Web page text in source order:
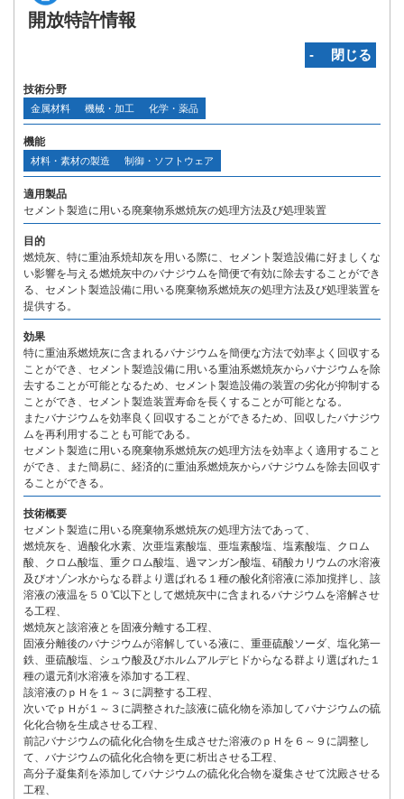
開放特許情報
‐ 閉じる
技術分野
金属材料 機械・加工 化学・薬品
機能
材料・素材の製造 制御・ソフトウェア
適用製品
セメント製造に用いる廃棄物系燃焼灰の処理方法及び処理装置
目的
燃焼灰、特に重油系焼却灰を用いる際に、セメント製造設備に好ましくな
い影響を与える燃焼灰中のバナジウムを簡便で有効に除去することができ
る、セメント製造設備に用いる廃棄物系燃焼灰の処理方法及び処理装置を
提供する。
効果
特に重油系燃焼灰に含まれるバナジウムを簡便な方法で効率よく回収する
ことができ、セメント製造設備に用いる重油系燃焼灰からバナジウムを除
去することが可能となるため、セメント製造設備の装置の劣化が抑制する
ことができ、セメント製造装置寿命を長くすることが可能となる。
またバナジウムを効率良く回収することができるため、回収したバナジウ
ムを再利用することも可能である。
セメント製造に用いる廃棄物系燃焼灰の処理方法を効率よく適用すること
ができ、また簡易に、経済的に重油系燃焼灰からバナジウムを除去回収す
ることができる。
技術概要
セメント製造に用いる廃棄物系燃焼灰の処理方法であって、
燃焼灰を、過酸化水素、次亜塩素酸塩、亜塩素酸塩、塩素酸塩、クロム
酸、クロム酸塩、重クロム酸塩、過マンガン酸塩、硝酸カリウムの水溶液
及びオゾン水からなる群より選ばれる１種の酸化剤溶液に添加撹拌し、該
溶液の液温を５０℃以下として燃焼灰中に含まれるバナジウムを溶解させ
る工程、
燃焼灰と該溶液とを固液分離する工程、
固液分離後のバナジウムが溶解している液に、重亜硫酸ソーダ、塩化第一
鉄、亜硫酸塩、シュウ酸及びホルムアルデヒドからなる群より選ばれた１
種の還元剤水溶液を添加する工程、
該溶液のｐＨを１～３に調整する工程、
次いでｐＨが１～３に調整された該液に硫化物を添加してバナジウムの硫
化化合物を生成させる工程、
前記バナジウムの硫化化合物を生成させた溶液のｐＨを６～９に調整し
て、バナジウムの硫化化合物を更に析出させる工程、
高分子凝集剤を添加してバナジウムの硫化化合物を凝集させて沈殿させる
工程、